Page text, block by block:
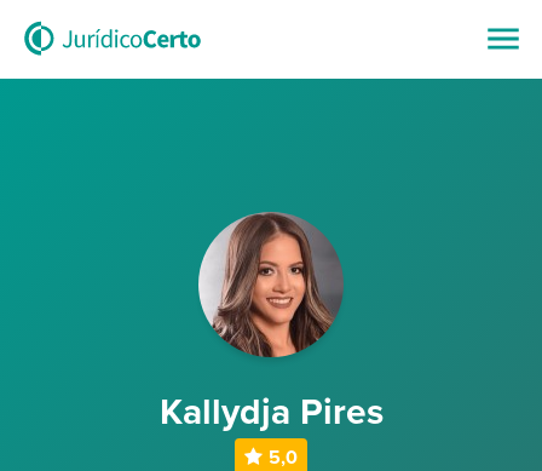
Kallydja Pires
5,0